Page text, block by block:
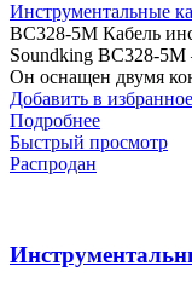
Инструментальные
BC328-5M Кабель
Soundking BC328-5M
Он оснащен двумя
Добавить в избранное
Подробнее
Быстрый просмотр
Распродан